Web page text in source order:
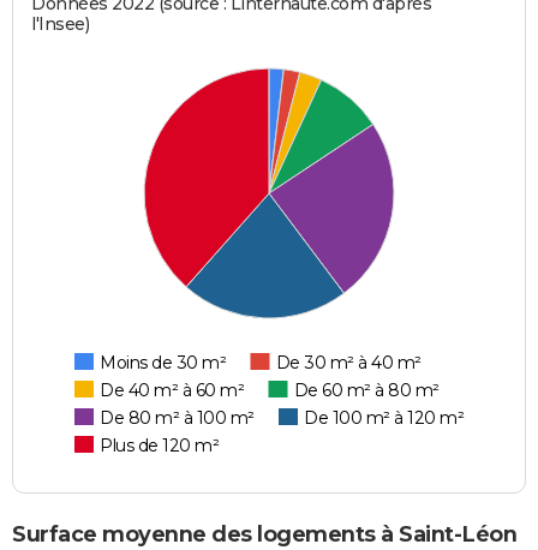
l'Insee)
Moins de 30 m²
De 30 m² à 40 m²
De 40 m² à 60 m²
De 60 m² à 80 m²
De 80 m² à 100 m²
De 100 m² à 120 m²
Plus de 120 m²
Surface moyenne des logements à Saint-Léon